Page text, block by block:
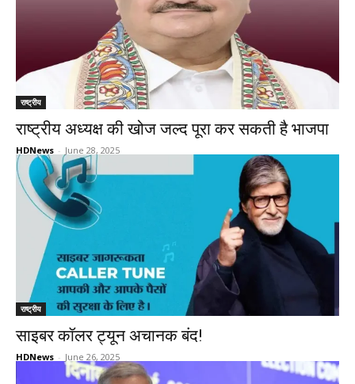
राष्ट्रीय
राष्ट्रीय अध्यक्ष की खोज जल्द पूरा कर सकती है भाजपा
HDNews - June 28, 2025
राष्ट्रीय
साइबर कॉलर ट्यून अचानक बंद!
HDNews - June 26, 2025